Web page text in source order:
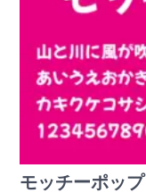
モッチーポップ